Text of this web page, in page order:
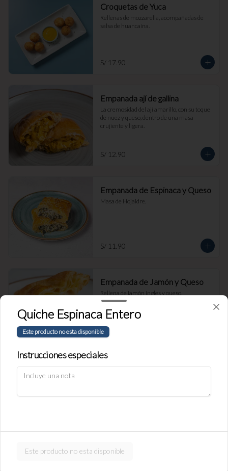
Croquetas de Yuca
Rellenas de mozzarella, acompañadas de
salsa de huancaína.
S/ 17.90
Empanada ají de gallina
La cremosidad del ají amarillo, con su toque
de nuez y queso, dentro de una masa
crujiente y ligera.
S/ 12.90
Empanada de Espinaca y Queso
Masa de Hojaldre.
S/ 11.90
Empanada de Jamón y Queso
Rellena de jamón ingles y queso.
S/ 11.90
S/ 11.90
Política de Cookies
Haga clic en Aceptar para permitir que Justo use cookies a fin
Quiche Espinaca Entero
Este producto no esta disponible
Instrucciones especiales
Este producto no esta disponible